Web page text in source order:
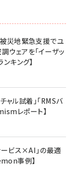
リコで学んだ失敗
No.2502[2026
田涼介]
た株式投資
」から「高め合う
見る
災地緊急支援でユ
ェアを「イーザッ
キング】
ャル試着」「RMSバ
レポート】
ビス×AI」の最適
事例】